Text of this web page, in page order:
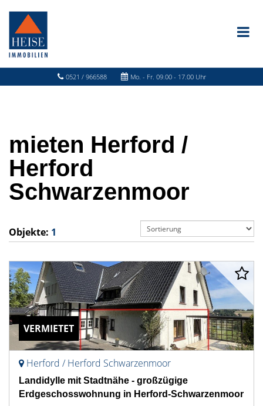
0521 / 966588 Mo. - Fr. 09.00 - 17.00 Uhr
mieten Herford /
Herford
Schwarzenmoor
Objekte: 1
VERMIETET
Herford / Herford Schwarzenmoor
Landidylle mit Stadtnähe - großzügige
Erdgeschosswohnung in Herford-Schwarzenmoor